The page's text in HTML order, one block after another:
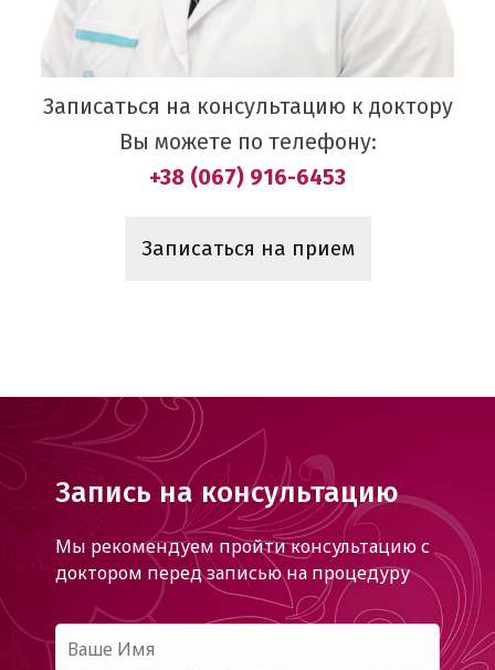
Записаться на консультацию к доктору
Вы можете по телефону:
+38 (067) 916-6453
Записаться на прием
Запись на консультацию
Мы рекомендуем пройти консультацию с
доктором перед записью на процедуру